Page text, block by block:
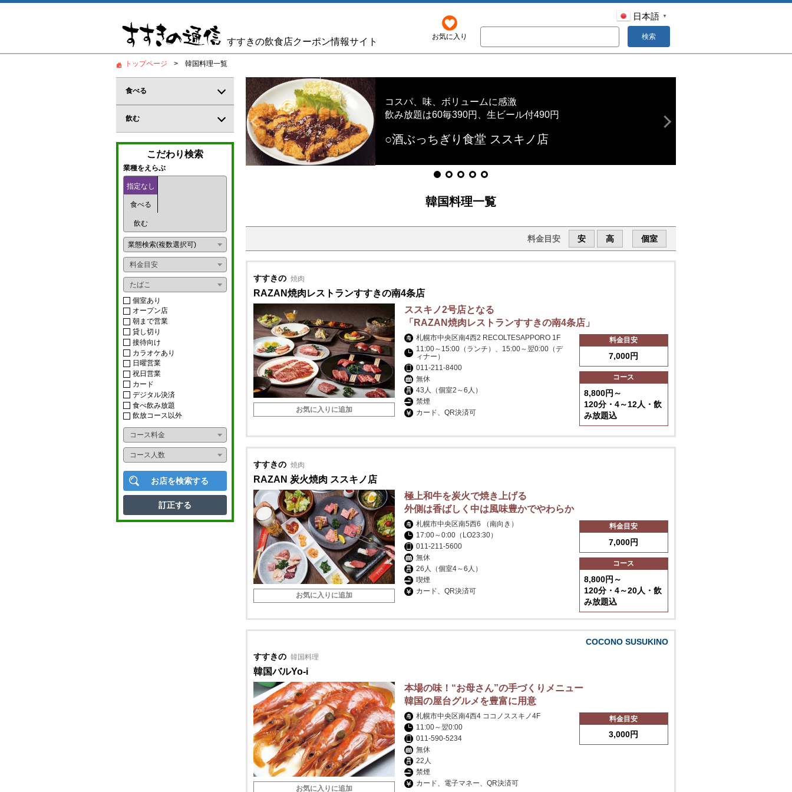
すすきの飲食店クーポン情報サイト お気に入り
日本語 ▼
検索
トップページ 韓国料理一覧
産オオズワイガニ1杯1,650円！
チ 根室食堂 ススキノ店
コスパ、味、ボリュームに感激
飲み放題は60毎390円、生ビール付490円
○酒ぶっちぎり食堂 ススキノ店
韓国料理一覧
料金目安 安 高 個室
すすきの 焼肉
RAZAN焼肉レストランすすきの南4条店
お気に入りに追加
ススキノ2号店となる
「RAZAN焼肉レストランすすきの南4条店」
札幌市中央区南4西2 RECOLTESAPPORO 1F
11:00～15:00（ランチ）、15:00～翌0:00（デ
ィナー）
011-211-8400
無休
43人（個室2～6人）
禁煙
カード、QR決済可
料金目安
7,000円
コース
8,800円～
120分・4～12人・飲
み放題込
すすきの 焼肉
RAZAN 炭火焼肉 ススキノ店
お気に入りに追加
極上和牛を炭火で焼き上げる
外側は香ばしく中は風味豊かでやわらか
札幌市中央区南5西6 （南向き）
17:00～0:00（LO23:30）
011-211-5600
無休
26人（個室4～6人）
喫煙
カード、QR決済可
料金目安
7,000円
コース
8,800円～
120分・4～20人・飲
み放題込
COCONO SUSUKINO
すすきの 韓国料理
韓国バルYo-i
お気に入りに追加
本場の味！“お母さん”の手づくりメニュー
韓国の屋台グルメを豊富に用意
札幌市中央区南4西4 ココノススキノ4F
11:00～翌0:00
011-590-5234
無休
22人
禁煙
カード、電子マネー、QR決済可
料金目安
3,000円
食べる
居酒屋
郷土料理
鍋料理
創作料理
海鮮料理
炉端
おばんざい
ダイニングバー
イタリアン
フレンチ
アジアンフード
タイ料理
中華料理
韓国料理
多国籍料理
寿司
かに料理
うなぎ
飲む
バー
カジュアルバー
コンカフェ
ガールズバー
パブ
パブスナック
ライブ
ショー
カラオケボックス
ナイトクラブ
スナック
ニュークラブ
ラウンジ
こだわり検索
業種をえらぶ
指定なし
食べる
飲む
業態検索(複数選択可)
料金目安
たばこ
個室あり
オープン店
朝まで営業
貸し切り
接待向け
カラオケあり
日曜営業
祝日営業
カード
デジタル決済
食べ飲み放題
飲放コース以外
コース料金
コース人数
お店を検索する
訂正する